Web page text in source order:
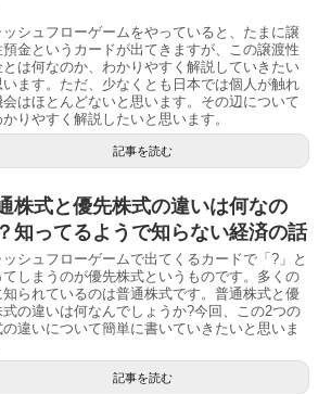
ッシュフローゲームをやっていると、たまに譲
預金というカードが出てきますが、この譲渡性
とは何なのか、わかりやすく解説していきたい
います。ただ、少なくとも日本では個人が触れ
会はほとんどないと思います。その辺について
かりやすく解説したいと思います。
記事を読む
株式と優先株式の違いは何なの
知ってるようで知らない経済の話
ッシュフローゲームで出てくるカードで「?」と
てしまうのが優先株式というものです。多くの
知られているのは普通株式です。普通株式と優
式の違いは何なんでしょうか?今回、この2つの
の違いについて簡単に書いていきたいと思いま
記事を読む